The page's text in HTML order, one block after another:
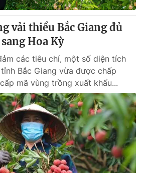
vải thiều Bắc Giang đủ
Hoa Kỳ
các tiêu chí, một số diện tích
Bắc Giang vừa được chấp
mã vùng trồng xuất khẩu...